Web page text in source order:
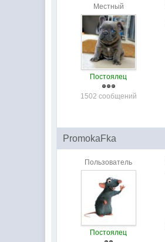
Местный
Постоялец
1502 сообщений
PromokaFka
Пользователь
Постоялец